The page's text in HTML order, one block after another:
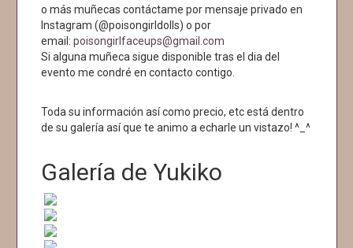
o más muñecas contáctame por mensaje privado en
Instagram (@poisongirldolls) o por
email: poisongirlfaceups@gmail.com
Si alguna muñeca sigue disponible tras el dia del
evento me condré en contacto contigo.
Toda su información así como precio, etc está dentro
de su galería así que te animo a echarle un vistazo! ^_^
Galería de Yukiko